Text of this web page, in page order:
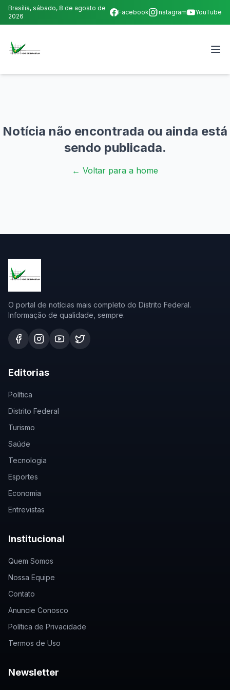
Brasília, sábado, 8 de agosto de
2026
Facebook Instagram YouTube
Notícia não encontrada ou ainda está
sendo publicada.
← Voltar para a home
O portal de notícias mais completo do Distrito Federal.
Informação de qualidade, sempre.
Editorias
Política
Distrito Federal
Turismo
Saúde
Tecnologia
Esportes
Economia
Entrevistas
Institucional
Quem Somos
Nossa Equipe
Contato
Anuncie Conosco
Política de Privacidade
Termos de Uso
Newsletter